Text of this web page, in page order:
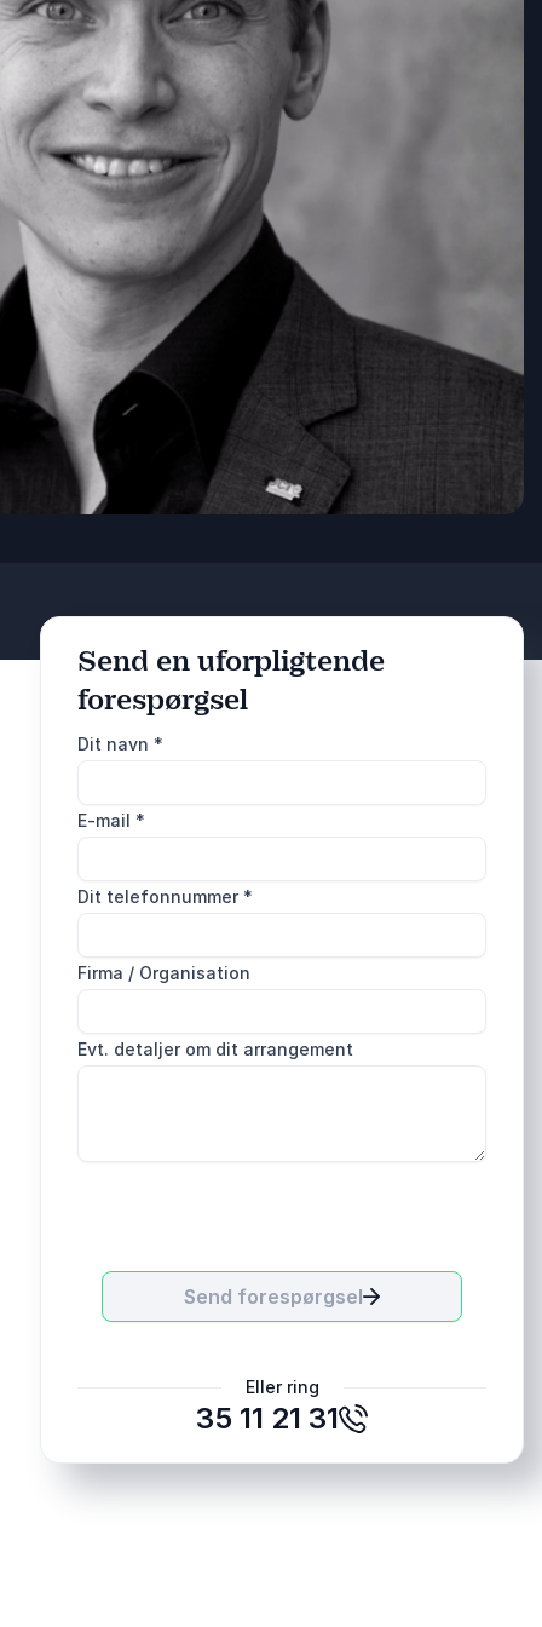
Send en uforpligtende
forespørgsel
Dit navn *
E-mail *
Dit telefonnummer *
Firma / Organisation
Evt. detaljer om dit arrangement
Send forespørgsel
Eller ring
35 11 21 31